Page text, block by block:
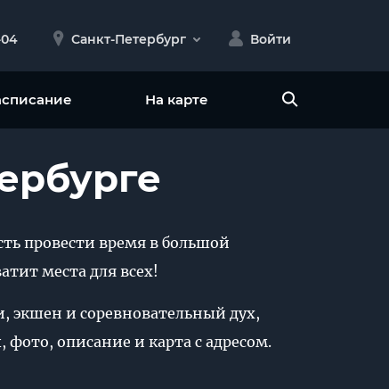
04 Санкт-Петербург Войти
На карте
провести время в большой
места для всех!
экшен и соревновательный дух,
описание и карта с адресом.